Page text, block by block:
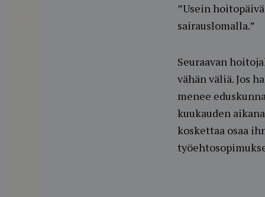
”Usein
sairauslomalla.”
Seuraavan
vähän väliä. Jos
menee
kuukauden
koskettaa osaa